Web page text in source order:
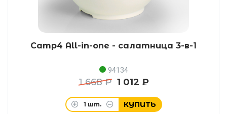
Camp4 All-in-one - салатница 3-в-1
94134
1 668 ₽ 1 012 ₽
1 шт. КУПИТЬ